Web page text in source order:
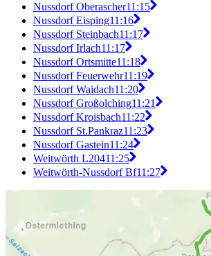
Nussdorf Oberascher11:15
Nussdorf Eisping11:16
Nussdorf Steinbach11:17
Nussdorf Irlach11:17
Nussdorf Ortsmitte11:18
Nussdorf Feuerwehr11:19
Nussdorf Waidach11:20
Nussdorf Großolching11:21
Nussdorf Kroisbach11:22
Nussdorf St.Pankraz11:23
Nussdorf Gastein11:24
Weitwörth L20411:25
Weitwörth-Nussdorf Bf11:27